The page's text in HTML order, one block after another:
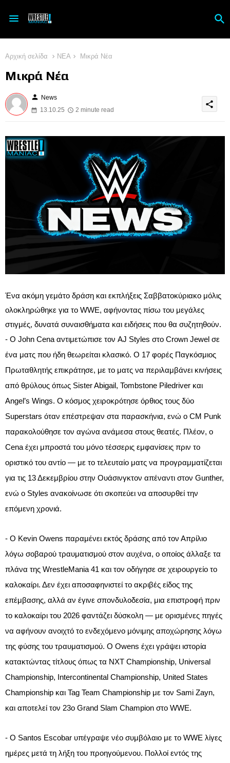
Αρχική σελίδα ΝΕΑ Μικρά Νέα
Μικρά Νέα
person News
13.10.25
2 minute read
share
Ένα ακόμη γεμάτο δράση και εκπλήξεις Σαββατοκύριακο μόλις
ολοκληρώθηκε για το WWE, αφήνοντας πίσω του μεγάλες
στιγμές, δυνατά συναισθήματα και ειδήσεις που θα συζητηθούν.
- Ο John Cena αντιμετώπισε τον AJ Styles στο Crown Jewel σε
ένα ματς που ήδη θεωρείται κλασικό. Ο 17 φορές Παγκόσμιος
Πρωταθλητής επικράτησε, με το ματς να περιλαμβάνει κινήσεις
από θρύλους όπως Sister Abigail, Tombstone Piledriver και
Angel’s Wings. Ο κόσμος χειροκρότησε όρθιος τους δύο
Superstars όταν επέστρεψαν στα παρασκήνια, ενώ ο CM Punk
παρακολούθησε τον αγώνα ανάμεσα στους θεατές. Πλέον, ο
Cena έχει μπροστά του μόνο τέσσερις εμφανίσεις πριν το
οριστικό του αντίο — με το τελευταίο ματς να προγραμματίζεται
για τις 13 Δεκεμβρίου στην Ουάσινγκτον απέναντι στον Gunther,
ενώ ο Styles ανακοίνωσε ότι σκοπεύει να αποσυρθεί την
επόμενη χρονιά.​
- Ο Kevin Owens παραμένει εκτός δράσης από τον Απρίλιο
λόγω σοβαρού τραυματισμού στον αυχένα, ο οποίος άλλαξε τα
πλάνα της WrestleMania 41 και τον οδήγησε σε χειρουργείο το
καλοκαίρι. Δεν έχει αποσαφηνιστεί το ακριβές είδος της
επέμβασης, αλλά αν έγινε σπονδυλοδεσία, μια επιστροφή πριν
το καλοκαίρι του 2026 φαντάζει δύσκολη — με ορισμένες πηγές
να αφήνουν ανοιχτό το ενδεχόμενο μόνιμης αποχώρησης λόγω
της φύσης του τραυματισμού. Ο Owens έχει γράψει ιστορία
κατακτώντας τίτλους όπως τα NXT Championship, Universal
Championship, Intercontinental Championship, United States
Championship και Tag Team Championship με τον Sami Zayn,
και αποτελεί τον 23ο Grand Slam Champion στο WWE.
- Ο Santos Escobar υπέγραψε νέο συμβόλαιο με το WWE λίγες
ημέρες μετά τη λήξη του προηγούμενου. Πολλοί εντός της